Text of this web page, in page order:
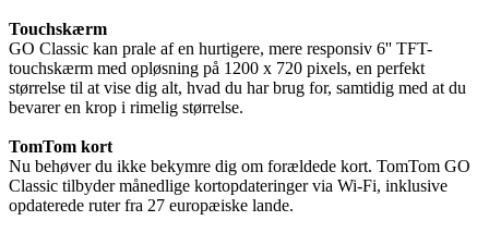
Touchskærm
GO Classic kan prale af en hurtigere, mere responsiv 6'' TFT-
touchskærm med opløsning på 1200 x 720 pixels, en perfekt
størrelse til at vise dig alt, hvad du har brug for, samtidig med at du
bevarer en krop i rimelig størrelse.
TomTom kort
Nu behøver du ikke bekymre dig om forældede kort. TomTom GO
Classic tilbyder månedlige kortopdateringer via Wi-Fi, inklusive
opdaterede ruter fra 27 europæiske lande.